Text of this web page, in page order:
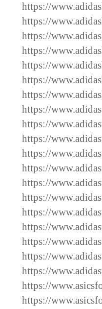
https://
https://
https://
https://
https://
https://
https://
https://
https://
https://
https://
https://
https://
https://
https://
https://
https://
https://
https://
https://
https://